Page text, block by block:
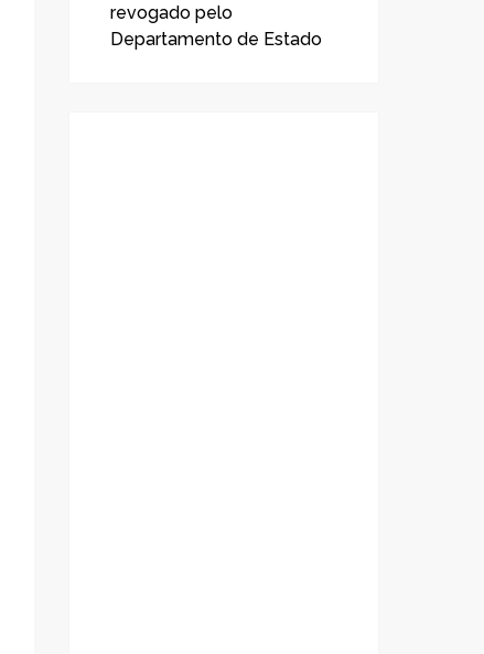
revogado pelo
Departamento de Estado